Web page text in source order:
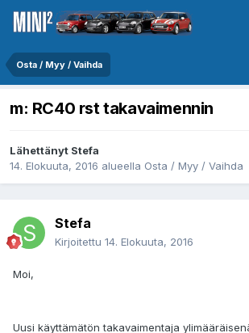
Osta / Myy / Vaihda
m: RC40 rst takavaimennin
Lähettänyt Stefa
14. Elokuuta, 2016 alueella Osta / Myy / Vaihda
Stefa
Kirjoitettu 14. Elokuuta, 2016
Moi,
Uusi käyttämätön takavaimentaja